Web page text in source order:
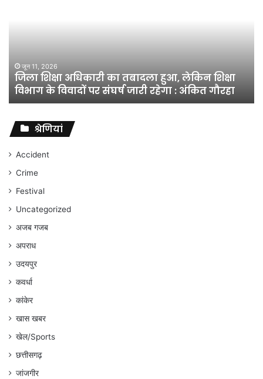
शिक्षा
विभाग
विवादों
संघर्ष
जारी
रहेगा
अंकित
गौरहा
जून 11, 2026
जिला शिक्षा अधिकारी का तबादला हुआ, लेकिन शिक्षा
विभाग के विवादों पर संघर्ष जारी रहेगा : अंकित गौरहा
श्रेणियां
Accident
Crime
Festival
Uncategorized
अजब गजब
अपराध
उदयपुर
कवर्धा
कांकेर
खास खबर
खेल/Sports
छत्तीसगढ़
जांजगीर